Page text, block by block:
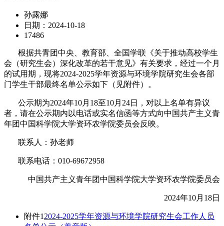
孙露娜
日期：2024-10-18
17486
根据共青团中央、教育部、全国学联《关于推动高校学生
会（研究生会）深化改革的若干意见》有关要求，经过一个月
的试用期，现将2024-2025学年资源与环境学院研究生会各部
门学生干部最终名单公示如下（见附件）。
公示期为2024年10月18至10月24日，对以上名单有异议
者，请在公示期内以电话或实名信函等方式向中国共产主义青
年团中国科学院大学资环农学院委员会反映。
联系人：孙老师
联系电话：010-69672958
中国共产主义青年团中国科学院大学资环农学院委员会
2024年10月18日
附件1 2024-2025学年资源与环境学院研究生会工作人员